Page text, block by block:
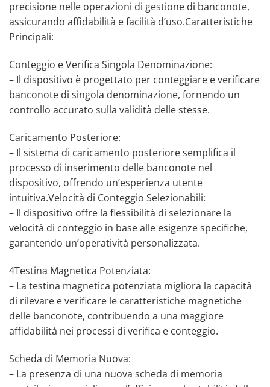
precisione nelle operazioni di gestione di banconote,
assicurando affidabilità e facilità d’uso.Caratteristiche
Principali:
Conteggio e Verifica Singola Denominazione:
– Il dispositivo è progettato per conteggiare e verificare
banconote di singola denominazione, fornendo un
controllo accurato sulla validità delle stesse.
Caricamento Posteriore:
– Il sistema di caricamento posteriore semplifica il
processo di inserimento delle banconote nel
dispositivo, offrendo un’esperienza utente
intuitiva.Velocità di Conteggio Selezionabili:
– Il dispositivo offre la flessibilità di selezionare la
velocità di conteggio in base alle esigenze specifiche,
garantendo un’operatività personalizzata.
4Testina Magnetica Potenziata:
– La testina magnetica potenziata migliora la capacità
di rilevare e verificare le caratteristiche magnetiche
delle banconote, contribuendo a una maggiore
affidabilità nei processi di verifica e conteggio.
Scheda di Memoria Nuova:
– La presenza di una nuova scheda di memoria